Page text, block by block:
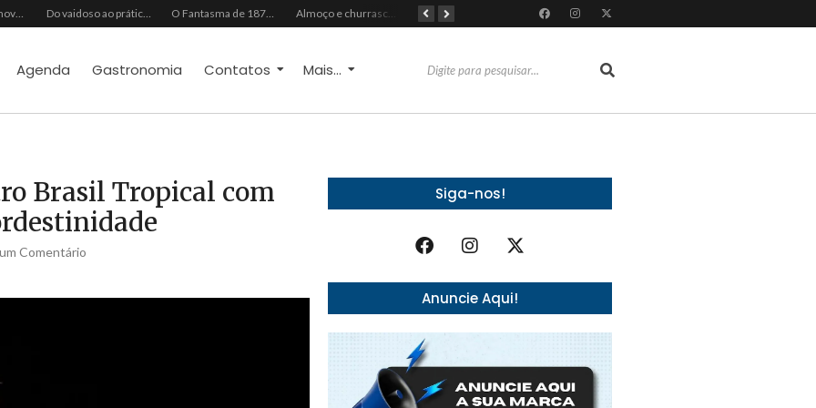
Ideal Clube promove programação especial para celebrar o Dia dos Pais com música, gastronomia e lazer para toda a família Do vaidoso ao prático: veja lista com ideias de presentes Avon para cada perfil de pai O Fantasma de 1877 e o Alerta de 2027: O Reciprocidalismo Como Escudo Contra o Novo El NiñoPh.D. Nizomar Falcão Almoço e churrasco de Dia dos Pais impulsionam vendas no varejo alimentar
Agenda Gastronomia Contatos Mais...
Brasil Tropical com
Comentário
Siga-nos!
Anuncie Aqui!